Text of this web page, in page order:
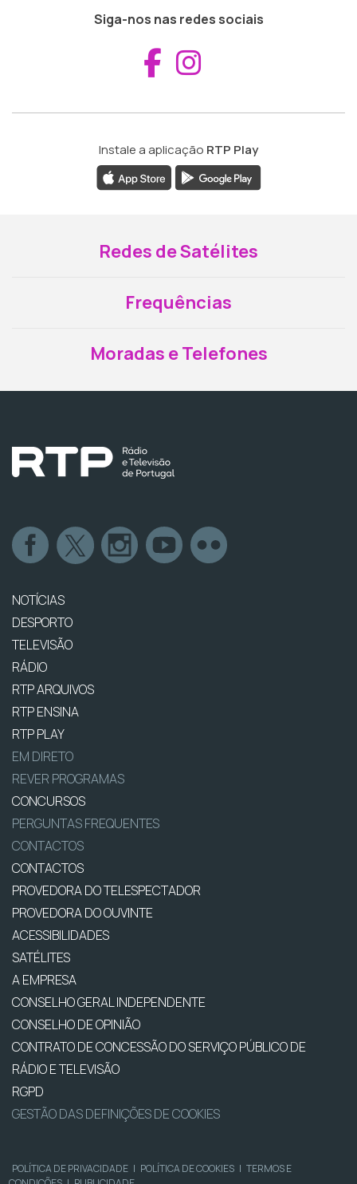
Siga-nos nas redes sociais
Aceder ao
Instale a aplicação RTP Play
Redes de Satélites
Frequências
Moradas e Telefones
NOTÍCIAS
DESPORTO
TELEVISÃO
RÁDIO
RTP ARQUIVOS
RTP ENSINA
RTP PLAY
EM DIRETO
REVER PROGRAMAS
CONCURSOS
PERGUNTAS FREQUENTES
CONTACTOS
CONTACTOS
PROVEDORA DO TELESPECTADOR
PROVEDORA DO OUVINTE
ACESSIBILIDADES
SATÉLITES
A EMPRESA
CONSELHO GERAL INDEPENDENTE
CONSELHO DE OPINIÃO
CONTRATO DE CONCESSÃO DO SERVIÇO PÚBLICO DE
RÁDIO E TELEVISÃO
RGPD
GESTÃO DAS DEFINIÇÕES DE COOKIES
POLÍTICA DE PRIVACIDADE | POLÍTICA DE COOKIES | TERMOS E